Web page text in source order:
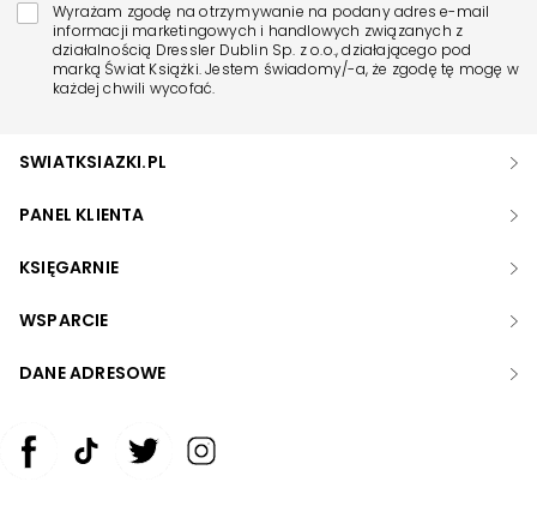
Wyrażam zgodę na otrzymywanie na podany adres e-mail
informacji marketingowych i handlowych związanych z
działalnością Dressler Dublin Sp. z o.o., działającego pod
marką Świat Książki. Jestem świadomy/-a, że zgodę tę mogę w
każdej chwili wycofać.
SWIATKSIAZKI.PL
PANEL KLIENTA
KSIĘGARNIE
WSPARCIE
DANE ADRESOWE
Zwiększ rozmiar czcionki